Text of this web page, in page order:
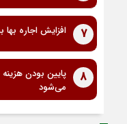
7 افزایش اجاره بها بیش از 15
8
پایین بودن
می‌شود